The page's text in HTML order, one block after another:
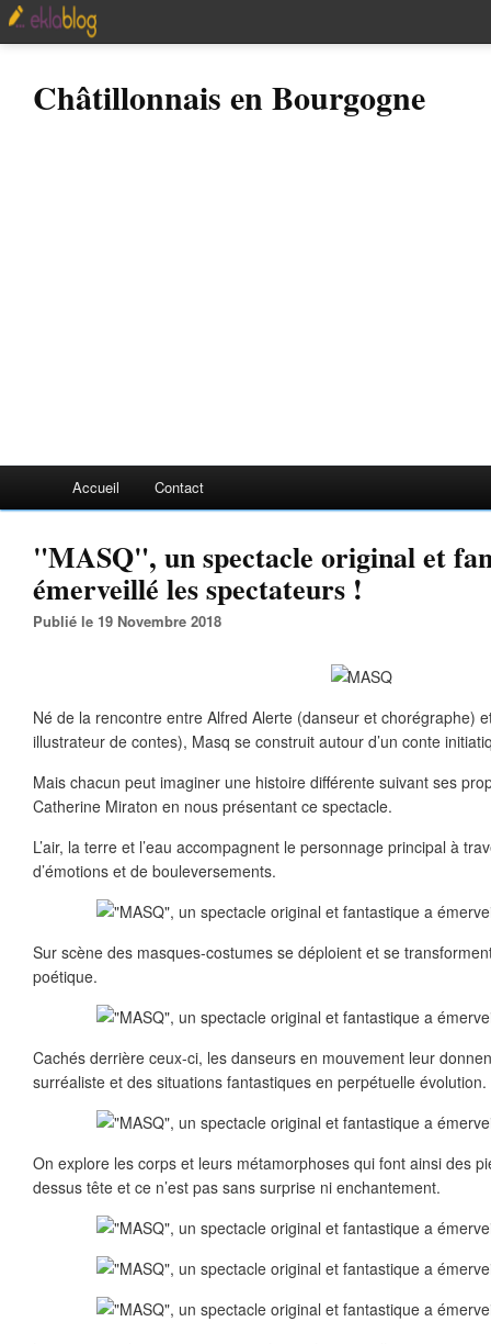
Châtillonnais en Bourgogne
Accueil Contact
"MASQ", un spectacle original et
émerveillé les spectateurs !
Publié le 19 Novembre 2018
Né de la rencontre entre Alfred Alerte (danseur et chorégraphe)
illustrateur de contes), Masq se construit autour d’un conte
Mais chacun peut imaginer une histoire différente suivant ses
Catherine Miraton en nous présentant ce spectacle.
L’air, la terre et l’eau accompagnent le personnage principal à
d’émotions et de bouleversements.
Sur scène des masques-costumes se déploient et se
poétique.
Cachés derrière ceux-ci, les danseurs en mouvement leur
surréaliste et des situations fantastiques en perpétuelle évolution.
On explore les corps et leurs métamorphoses qui font ainsi des
dessus tête et ce n’est pas sans surprise ni enchantement.